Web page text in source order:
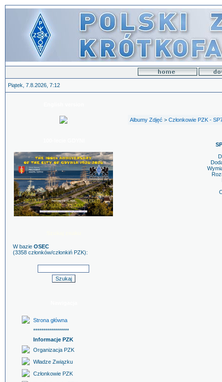
Piątek, 7.8.2026, 7:12
W bazie OSEC
(3358 członków/członkiń PZK):
Strona główna
******************
Informacje PZK
Organizacja PZK
Władze Związku
Członkowie PZK
Albumy Zdjęć > Członkowie PZK -